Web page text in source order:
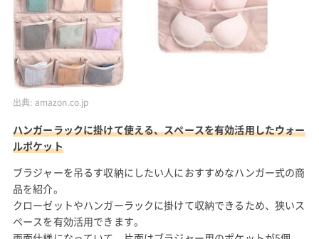
出典: amazon.co.jp
ハンガーラックに掛けて使える、スペースを有効活用したウォー
ルポケット
ブラジャーを吊るす収納にしたい人におすすめなハンガー式の商
品を紹介。
クローゼットやハンガーラックに掛けて収納できるため、狭いス
ペースを有効活用できます。